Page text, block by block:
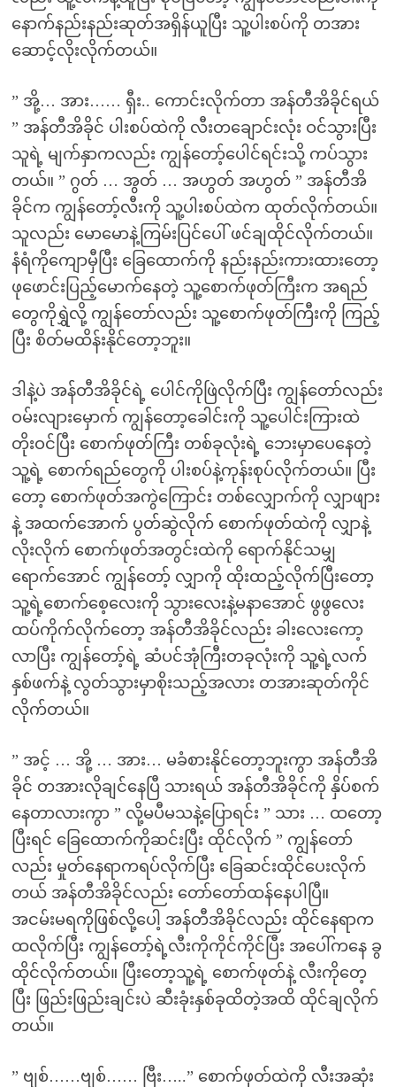
နောက်နည်းနည်းဆုတ်အရှိန်ယူပြီး သူ့ပါးစပ်ကို တအား
ဆောင့်လိုးလိုက်တယ်။
” အို့… အား…… ရှီး.. ကောင်းလိုက်တာ အန်တီအိခိုင်ရယ်
” အန်တီအိခိုင် ပါးစပ်ထဲကို လီးတချောင်းလုံး ဝင်သွားပြီး
သူရဲ့ မျက်နှာကလည်း ကျွန်တော့်ပေါင်ရင်းသို့ ကပ်သွား
တယ်။ ” ဂွတ် … အွတ် … အဟွတ် အဟွတ် ” အန်တီအိ
ခိုင်က ကျွန်တော့်လီးကို သူ့ပါးစပ်ထဲက ထုတ်လိုက်တယ်။
သူလည်း မောမောနဲ့ကြမ်းပြင်ပေါ် ဖင်ချထိုင်လိုက်တယ်။
နံရံကိုကျောမှီပြီး ခြေထောက်ကို နည်းနည်းကားထားတော့
ဖုဖောင်းပြည့်မောက်နေတဲ့ သူ့စောက်ဖုတ်ကြီးက အရည်
တွေကိုရွှဲလို့ ကျွန်တော်လည်း သူ့စောက်ဖုတ်ကြီးကို ကြည့်
ပြီး စိတ်မထိန်းနိုင်တော့ဘူး။
ဒါနဲ့ပဲ အန်တီအိခိုင်ရဲ့ ပေါင်ကိုဖြဲလိုက်ပြီး ကျွန်တော်လည်း
ဝမ်းလျားမှောက် ကျွန်တော့ခေါင်းကို သူ့ပေါင်းကြားထဲ
တိုးဝင်ပြီး စောက်ဖုတ်ကြီး တစ်ခုလုံးရဲ့ ဘေးမှာပေနေတဲ့
သူ့ရဲ့ စောက်ရည်တွေကို ပါးစပ်နဲ့ကုန်းစုပ်လိုက်တယ်။ ပြီး
တော့ စောက်ဖုတ်အကွဲကြောင်း တစ်လျှောက်ကို လျှာဖျား
နဲ့ အထက်အောက် ပွတ်ဆွဲလိုက် စောက်ဖုတ်ထဲကို လျှာနဲ့
လိုးလိုက် စောက်ဖုတ်အတွင်းထဲကို ရောက်နိုင်သမျှ
ရောက်အောင် ကျွန်တော့် လျှာကို ထိုးထည့်လိုက်ပြီးတော့
သူ့ရဲ့စောက်စေ့လေးကို သွားလေးနဲ့မနာအောင် ဖွဖွလေး
ထပ်ကိုက်လိုက်တော့ အန်တီအိခိုင်လည်း ခါးလေးကော့
လာပြီး ကျွန်တော့်ရဲ့ ဆံပင်အုံကြီးတခုလုံးကို သူ့ရဲ့လက်
နှစ်ဖက်နဲ့ လွတ်သွားမှာစိုးသည့်အလား တအားဆုတ်ကိုင်
လိုက်တယ်။
” အင့် … အို့ … အား… မခံစားနိုင်တော့ဘူးကွာ အန်တီအိ
ခိုင် တအားလိုချင်နေပြီ သားရယ် အန်တီအိခိုင်ကို နှိပ်စက်
နေတာလားကွာ ” လို့မပီမသနဲ့ပြောရင်း ” သား … ထတော့
ပြီးရင် ခြေထောက်ကိုဆင်းပြီး ထိုင်လိုက် ” ကျွန်တော်
လည်း မှုတ်နေရာကရပ်လိုက်ပြီး ခြေဆင်းထိုင်ပေးလိုက်
တယ် အန်တီအိခိုင်လည်း တော်တော်ထန်နေပါပြီ။
အငမ်းမရကိုဖြစ်လို့ပေါ့ အန်တီအိခိုင်လည်း ထိုင်နေရာက
ထလိုက်ပြီး ကျွန်တော့်ရဲ့လီးကိုကိုင်ကိုင်ပြီး အပေါ်ကနေ ခွ
ထိုင်လိုက်တယ်။ ပြီးတော့သူ့ရဲ့ စောက်ဖုတ်နဲ့ လီးကိုတေ့
ပြီး ဖြည်းဖြည်းချင်းပဲ ဆီးခုံးနှစ်ခုထိတဲ့အထိ ထိုင်ချလိုက်
တယ်။
” ဗျစ်……ဗျစ်…… ဗြီး…..” စောက်ဖုတ်ထဲကို လီးအဆုံး